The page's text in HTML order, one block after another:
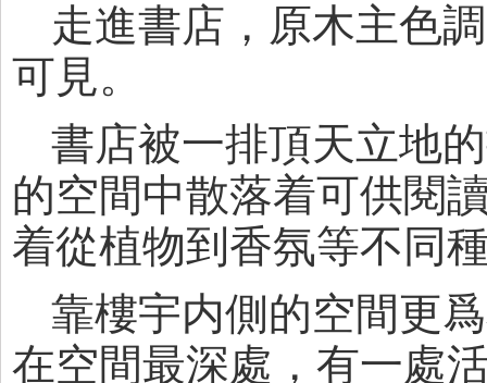
走進書店，原木主色
可見。
書店被一排頂天立地
的空間中散落着可供閱
着從植物到香氛等不同
靠樓宇内側的空間更
在空間最深處，有一處